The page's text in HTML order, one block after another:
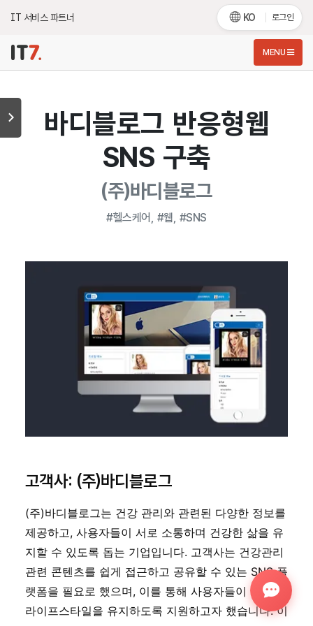
IT 서비스 파트너 KO 로그인
MENU
바디블로그 반응형웹
SNS 구축
(주)바디블로그
#헬스케어, #웹, #SNS
고객사: (주)바디블로그
(주)바디블로그는 건강 관리와 관련된 다양한 정보를
제공하고, 사용자들이 서로 소통하며 건강한 삶을 유
지할 수 있도록 돕는 기업입니다. 고객사는 건강관리
관련 콘텐츠를 쉽게 접근하고 공유할 수 있는 SNS 플
랫폼을 필요로 했으며, 이를 통해 사용자들이 건강한
라이프스타일을 유지하도록 지원하고자 했습니다. 이